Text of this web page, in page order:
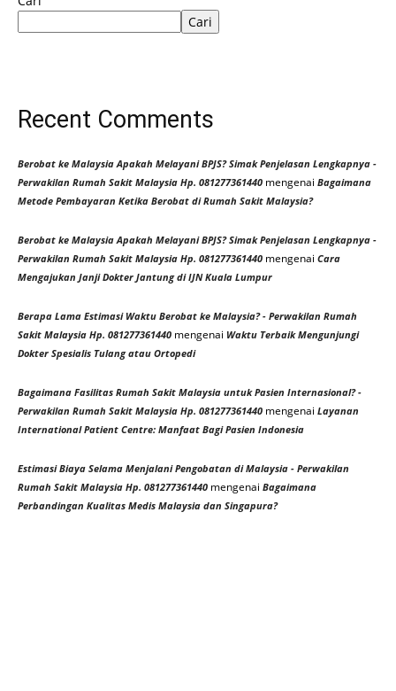
Cari
Recent Comments
Berobat ke Malaysia Apakah Melayani BPJS? Simak Penjelasan Lengkapnya -
Perwakilan Rumah Sakit Malaysia Hp. 081277361440 mengenai Bagaimana
Metode Pembayaran Ketika Berobat di Rumah Sakit Malaysia?
Berobat ke Malaysia Apakah Melayani BPJS? Simak Penjelasan Lengkapnya -
Perwakilan Rumah Sakit Malaysia Hp. 081277361440 mengenai Cara
Mengajukan Janji Dokter Jantung di IJN Kuala Lumpur
Berapa Lama Estimasi Waktu Berobat ke Malaysia? - Perwakilan Rumah
Sakit Malaysia Hp. 081277361440 mengenai Waktu Terbaik Mengunjungi
Dokter Spesialis Tulang atau Ortopedi
Bagaimana Fasilitas Rumah Sakit Malaysia untuk Pasien Internasional? -
Perwakilan Rumah Sakit Malaysia Hp. 081277361440 mengenai Layanan
International Patient Centre: Manfaat Bagi Pasien Indonesia
Estimasi Biaya Selama Menjalani Pengobatan di Malaysia - Perwakilan
Rumah Sakit Malaysia Hp. 081277361440 mengenai Bagaimana
Perbandingan Kualitas Medis Malaysia dan Singapura?